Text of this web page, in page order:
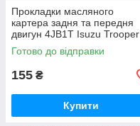
Прокладки масляного
картера задня та передня
двигун 4JB1T Isuzu Trooper
Исузу Ісузу Трупер
Готово до відправки
155 ₴
Купити